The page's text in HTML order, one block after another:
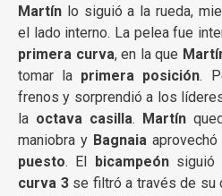
Martín lo siguió a la rueda,
el lado interno. La pelea fue
primera curva, en la que
tomar la primera posición.
frenos y sorprendió a los
la octava casilla. Martín
maniobra y Bagnaia
puesto. El bicampeónsiguió
curva 3se filtró a través de su